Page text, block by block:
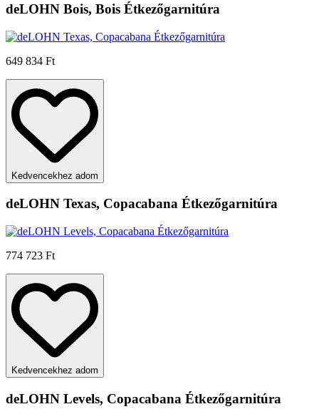
deLOHN Bois, Bois Étkezőgarnitúra
649 834 Ft
Kedvencekhez adom
deLOHN Texas, Copacabana Étkezőgarnitúra
774 723 Ft
Kedvencekhez adom
deLOHN Levels, Copacabana Étkezőgarnitúra